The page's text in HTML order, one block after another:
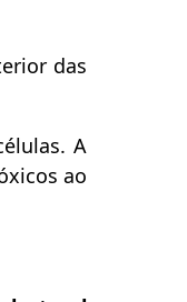
das
A
ao